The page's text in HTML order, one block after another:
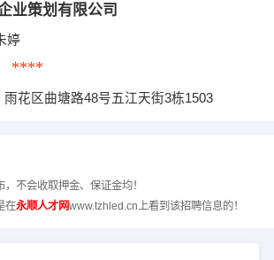
业策划有限公司
婷
****
雨花区曲塘路48号五江天街3栋1503
不会收取押金、保证金均！
在永顺人才网www.tzhled.cn上看到该招聘信息的！